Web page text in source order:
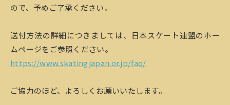
ので、予めご了承ください。
送付方法の詳細につきましては、日本スケート連盟のホー
ムページをご参照ください。
https://www.skatingjapan.or.jp/faq/
ご協力のほど、よろしくお願いいたします。